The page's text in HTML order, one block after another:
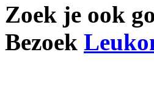
Zoek je ook
Bezoek